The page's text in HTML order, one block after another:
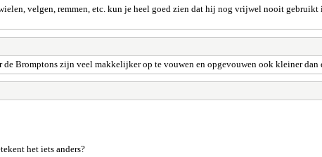
velgen, remmen, etc. kun je heel goed zien dat hij nog vrijwel nooit
Bromptons zijn veel makkelijker op te vouwen en opgevouwen ook kleiner dan
het iets anders?